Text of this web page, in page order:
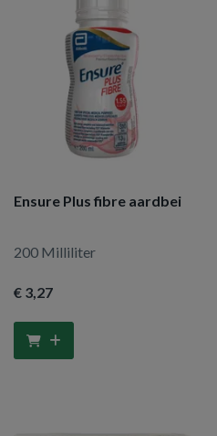
Ensure Plus fibre aardbei
200 Milliliter
€ 3,27